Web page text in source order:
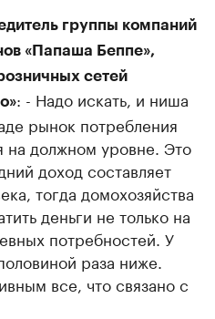
группы компаний
«Папаша Беппе»,
сетей
: - Надо искать, и ниша
рынок потребления
должном уровне. Это
доход составляет
тогда домохозяйства
деньги не только на
потребностей. У
раза ниже.
все, что связано с